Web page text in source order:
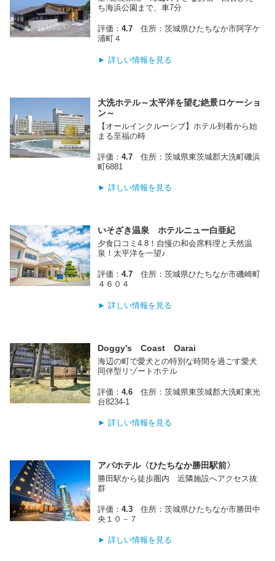
ち海浜公園まで、車7分
評価：4.7 住所：茨城県ひたちなか市阿字ケ
浦町４
► 詳しい情報を見る
大洗ホテル～太平洋を望む絶景ロケーショ
ン～
【オールインクルーシブ】ホテル到着から始
まる至福の時
評価：4.7 住所：茨城県東茨城郡大洗町磯浜
町6881
► 詳しい情報を見る
いそざき温泉 ホテルニュー白亜紀
夕食口コミ4.8！自慢の和会席料理と天然温
泉！太平洋を一望♪
評価：4.7 住所：茨城県ひたちなか市磯崎町
４６０４
► 詳しい情報を見る
Doggy’s Coast Oarai
海辺の町で愛犬との特別な時間を過ごす愛犬
同伴型リゾートホテル
評価：4.6 住所：茨城県東茨城郡大洗町東光
台8234‐1
► 詳しい情報を見る
アパホテル〈ひたちなか勝田駅前〉
勝田駅から徒歩圏内 近隣施設へアクセス抜
群
評価：4.3 住所：茨城県ひたちなか市勝田中
央１０－７
► 詳しい情報を見る